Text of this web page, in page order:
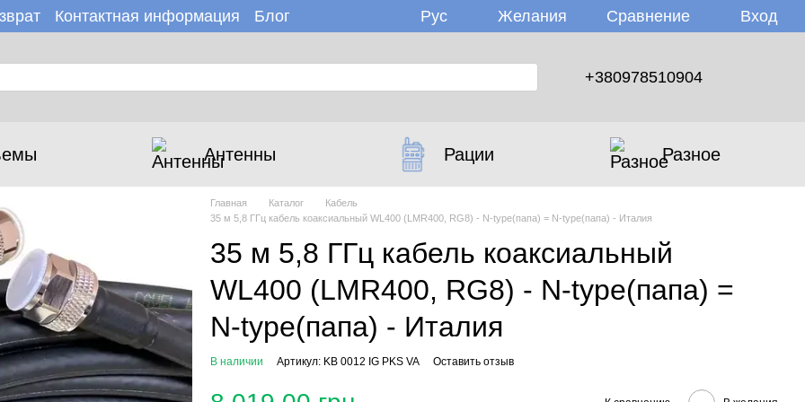
Контактная информация
Блог
Рус Желания Сравнение Вход
+380978510904
Антенны Рации Разное
Главная Каталог
Кабель
35 м 5,8 ГГц кабель коаксиальный WL400 (LMR400, RG8) - N-type(папа) = N-type(папа) - Италия
35 м 5,8 ГГц кабель коаксиальный
WL400 (LMR400, RG8) - N-type(папа) =
N-type(папа) - Италия
В наличии Артикул: KB 0012 IG PKS VA Оставить отзыв